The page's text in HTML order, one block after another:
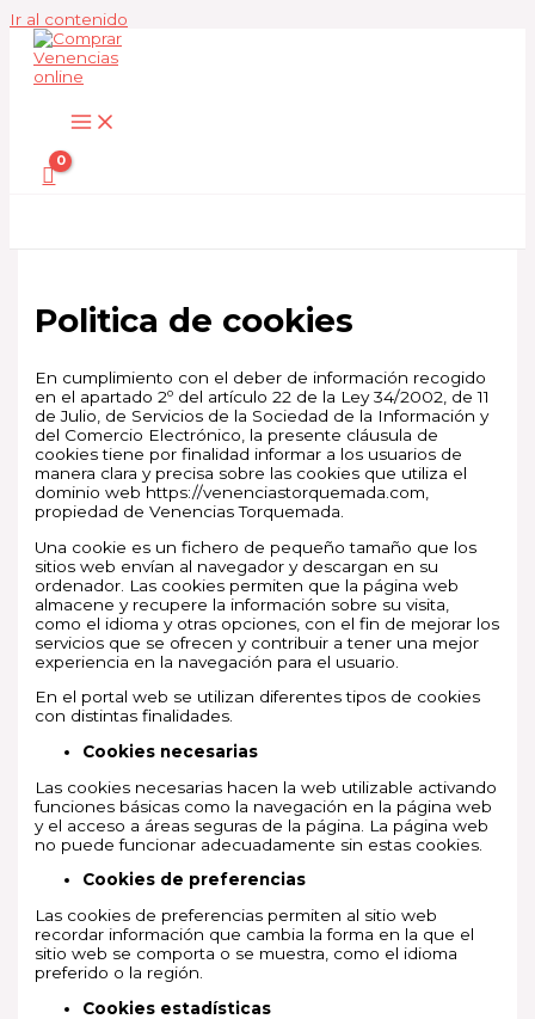
Ir al contenido
Politica de cookies
En cumplimiento con el deber de información recogido
en el apartado 2º del artículo 22 de la Ley 34/2002, de 11
de Julio, de Servicios de la Sociedad de la Información y
del Comercio Electrónico, la presente cláusula de
cookies tiene por finalidad informar a los usuarios de
manera clara y precisa sobre las cookies que utiliza el
dominio web https://venenciastorquemada.com,
propiedad de Venencias Torquemada.
Una cookie es un fichero de pequeño tamaño que los
sitios web envían al navegador y descargan en su
ordenador. Las cookies permiten que la página web
almacene y recupere la información sobre su visita,
como el idioma y otras opciones, con el fin de mejorar los
servicios que se ofrecen y contribuir a tener una mejor
experiencia en la navegación para el usuario.
En el portal web se utilizan diferentes tipos de cookies
con distintas finalidades.
Cookies necesarias
Las cookies necesarias hacen la web utilizable activando
funciones básicas como la navegación en la página web
y el acceso a áreas seguras de la página. La página web
no puede funcionar adecuadamente sin estas cookies.
Cookies de preferencias
Las cookies de preferencias permiten al sitio web
recordar información que cambia la forma en la que el
sitio web se comporta o se muestra, como el idioma
preferido o la región.
Cookies estadísticas